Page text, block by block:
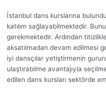
İstanbul dans kurslarına
katılım sağlayabilmektedir.
gerekmektedir. Ardından
aksatılmadan devam edilmesi
iyi dansçılar yetiştirmenin
ulaştırabilme avantajıyla
edilen dans kursları sektörde